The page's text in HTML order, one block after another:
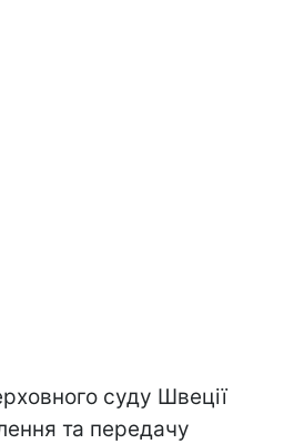
суду Швеції
та передачу